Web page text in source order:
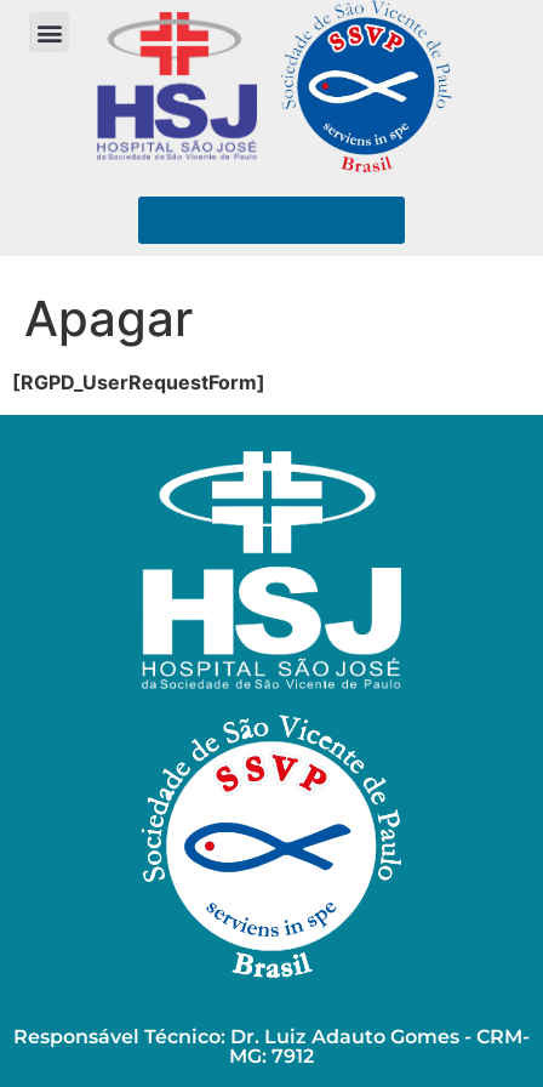
Apagar
[RGPD_UserRequestForm]
Responsável Técnico: Dr. Luiz Adauto Gomes - CRM-
MG: 7912